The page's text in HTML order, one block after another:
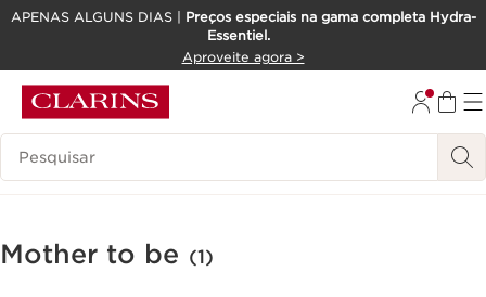
SALTAR PARA O CONTEÚDO
APENAS ALGUNS DIAS | Preços especiais na gama completa Hydra-
Essentiel.
Aproveite agora >
Pesquisar Legenda
Mother to be (1)